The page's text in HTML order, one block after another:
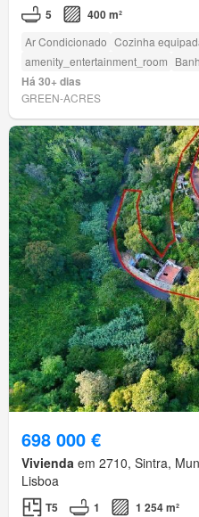
5 400 m²
Ar Condicionado Cozinha
amenity_entertainment_room
Há 30+ dias
GREEN-ACRES
698 000 €
Vivienda em 2710, Sintra,
Lisboa
T5 1
1 254 m²